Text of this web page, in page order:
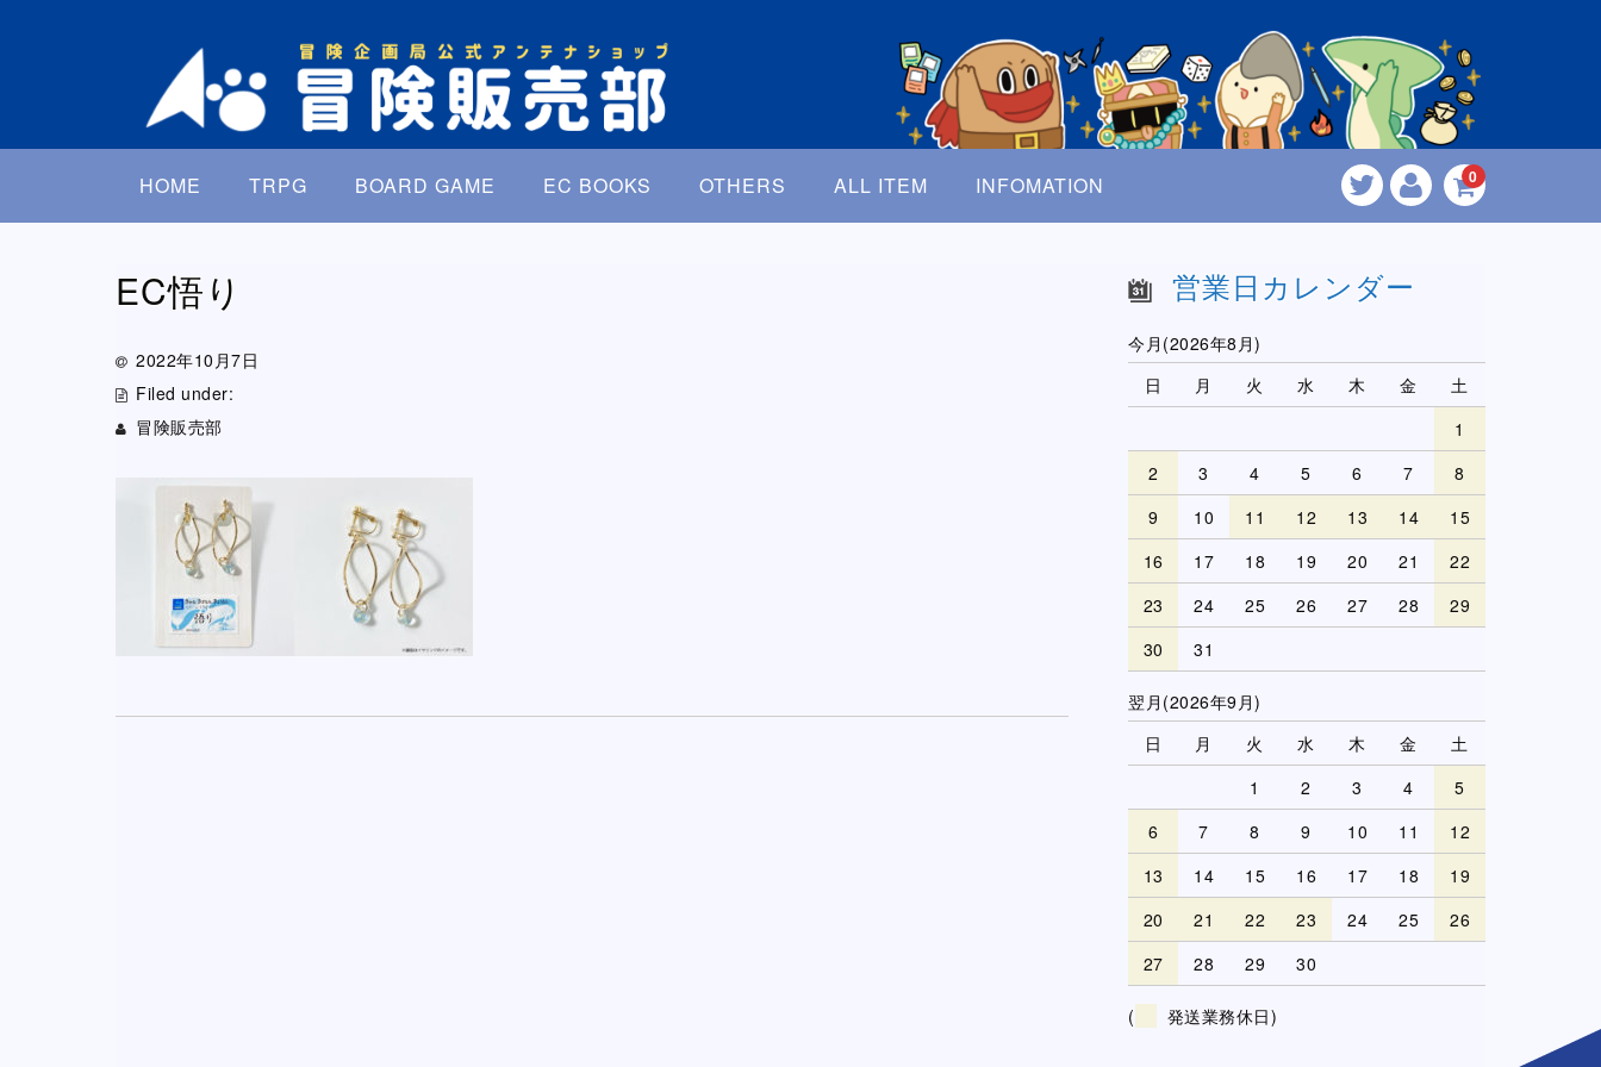
0
HOME TRPG BOARD GAME EC BOOKS OTHERS ALL ITEM INFOMATION
EC悟り
2022年10月7日
Filed under:
冒険販売部
営業日カレンダー
今月(2026年8月)
日
月 火 水 木 金
土
1
2
3 4 5 6 7
8
9
10 11 12 13 14
15
16
17 18 19 20 21
22
23
24 25 26 27 28
29
30
31
翌月(2026年9月)
日
月 火 水 木 金
土
1
2 3 4
5
6
7 8 9 10 11
12
13
14 15 16 17 18
19
20
21 22 23 24 25
26
27
28 29 30
( 発送業務休日)